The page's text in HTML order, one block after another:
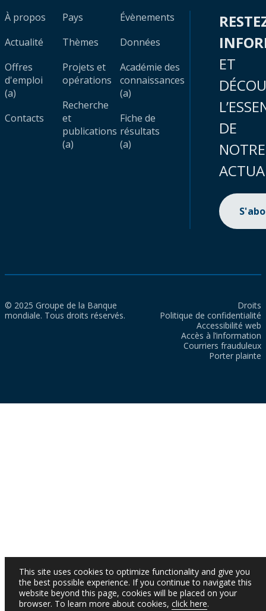
À propos
Actualité
Offres
d'emploi
(a)
Contacts
Pays
Thèmes
Projets et
opérations
Recherche
et
publications
(a)
Évènements
Données
Académie des
connaissances
(a)
Fiche de
résultats
(a)
ET
DE
NOTRE
© 2025 Groupe de la Banque
mondiale. Tous droits réservés.
Droits
Politique de confidentialité
Accessibilité web
Accès à l’information
Courriers frauduleux
Porter plainte
This site uses cookies to optimize functionality and give you
the best possible experience. If you continue to navigate this
website beyond this page, cookies will be placed on your
browser. To learn more about cookies, click here.